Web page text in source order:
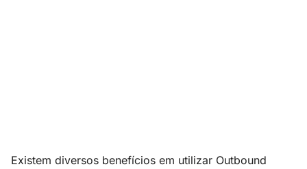
Existem diversos benefícios em utilizar Outbound